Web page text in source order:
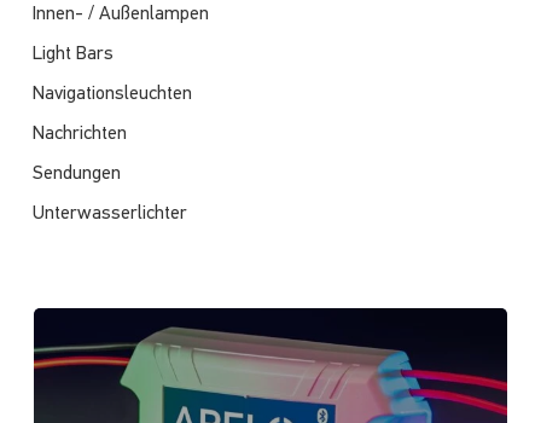
Innen- / Außenlampen
Light Bars
Navigationsleuchten
Nachrichten
Sendungen
Unterwasserlichter